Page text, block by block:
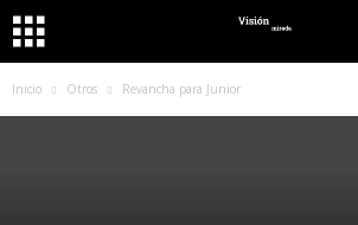
Inicio Otros Revancha para Junior